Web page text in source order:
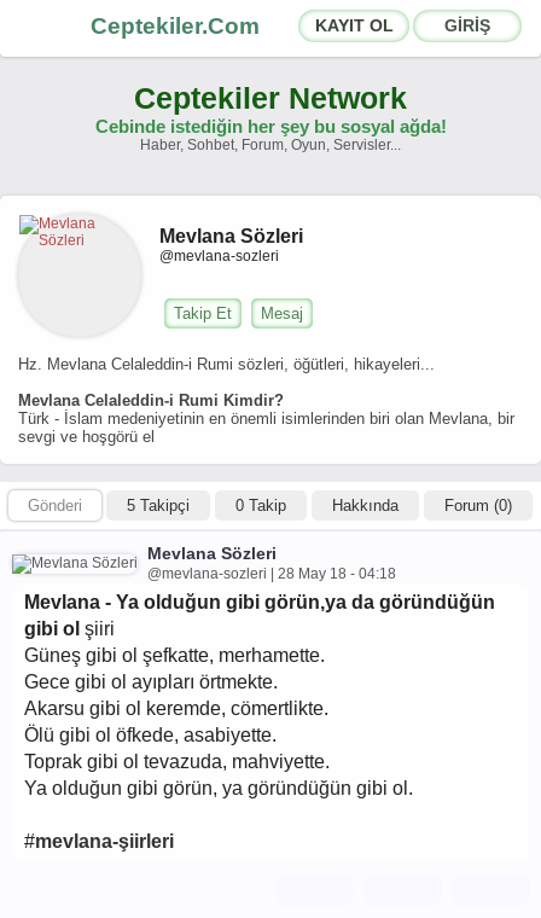
Ceptekiler.Com KAYIT OL GİRİŞ
Sohbet Odaları App Ekosistemi
İletişim
Hakkımızda
Türkçe -English
Lisans
Ceptekiler Network
Cebinde istediğin her şey bu sosyal ağda!
Haber, Sohbet, Forum, Oyun, Servisler...
Mevlana Sözleri
@mevlana-sozleri
Takip Et Mesaj
Hz. Mevlana Celaleddin-i Rumi sözleri, öğütleri, hikayeleri...
Mevlana Celaleddin-i Rumi Kimdir?
Türk - İslam medeniyetinin en önemli isimlerinden biri olan Mevlana, bir
sevgi ve hoşgörü el
Gönderi 5 Takipçi 0 Takip Hakkında Forum (0)
Mevlana Sözleri
@mevlana-sozleri | 28 May 18 - 04:18
Mevlana - Ya olduğun gibi görün,ya da göründüğün
gibi ol şiiri
Güneş gibi ol şefkatte, merhamette.
Gece gibi ol ayıpları örtmekte.
Akarsu gibi ol keremde, cömertlikte.
Ölü gibi ol öfkede, asabiyette.
Toprak gibi ol tevazuda, mahviyette.
Ya olduğun gibi görün, ya göründüğün gibi ol.
#mevlana-şiirleri